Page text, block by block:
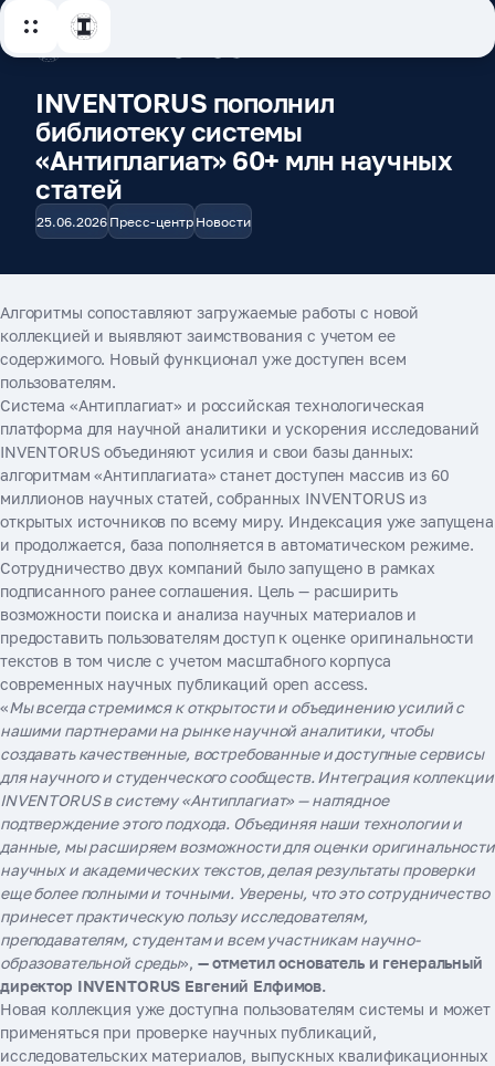
25.06.2026 Пресс-центр Новости
INVENTORUS пополнил
библиотеку системы
«Антиплагиат» 60+ млн научных
статей
Алгоритмы сопоставляют загружаемые работы с новой
коллекцией и выявляют заимствования с учетом ее
содержимого. Новый функционал уже доступен всем
пользователям.
Система «Антиплагиат» и российская технологическая
платформа для научной аналитики и ускорения исследований
INVENTORUS объединяют усилия и свои базы данных:
алгоритмам «Антиплагиата» станет доступен массив из 60
миллионов научных статей, собранных INVENTORUS из
открытых источников по всему миру. Индексация уже запущена
и продолжается, база пополняется в автоматическом режиме.
Сотрудничество двух компаний было запущено в рамках
подписанного ранее соглашения. Цель — расширить
возможности поиска и анализа научных материалов и
предоставить пользователям доступ к оценке оригинальности
текстов в том числе с учетом масштабного корпуса
современных научных публикаций open access.
«Мы всегда стремимся к открытости и объединению усилий с
нашими партнерами на рынке научной аналитики, чтобы
создавать качественные, востребованные и доступные сервисы
для научного и студенческого сообществ. Интеграция коллекции
INVENTORUS в систему «Антиплагиат» — наглядное
подтверждение этого подхода. Объединяя наши технологии и
данные, мы расширяем возможности для оценки оригинальности
научных и академических текстов, делая результаты проверки
еще более полными и точными. Уверены, что это сотрудничество
принесет практическую пользу исследователям,
преподавателям, студентам и всем участникам научно-
образовательной среды», — отметил основатель и генеральный
директор INVENTORUS Евгений Елфимов.
Новая коллекция уже доступна пользователям системы и может
применяться при проверке научных публикаций,
исследовательских материалов, выпускных квалификационных